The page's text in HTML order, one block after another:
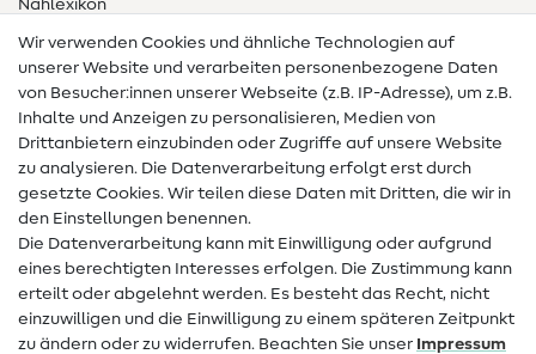
Nählexikon
Nähanleitungen
Hilfe & Kontakt
Kontakt
Infos zum Betreiberwechsel
Widerrufsrecht
Beliebt
Wir verwenden Cookies und ähnliche Technologien auf
unserer Website und verarbeiten personenbezogene Daten
von Besucher:innen unserer Webseite (z.B. IP-Adresse), um z.B.
Inhalte und Anzeigen zu personalisieren, Medien von
Drittanbietern einzubinden oder Zugriffe auf unsere Website
zu analysieren. Die Datenverarbeitung erfolgt erst durch
gesetzte Cookies. Wir teilen diese Daten mit Dritten, die wir in
den Einstellungen benennen.
Die Datenverarbeitung kann mit Einwilligung oder aufgrund
eines berechtigten Interesses erfolgen. Die Zustimmung kann
erteilt oder abgelehnt werden. Es besteht das Recht, nicht
einzuwilligen und die Einwilligung zu einem späteren Zeitpunkt
zu ändern oder zu widerrufen. Beachten Sie unser Impressum